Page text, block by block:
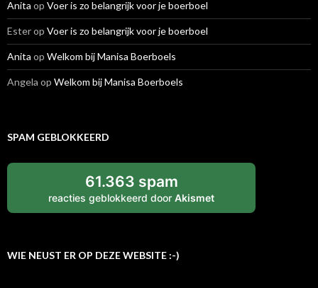
Anita op Voer is zo belangrijk voor je boerboel
Esterop Voer is zo belangrijk voor je boerboel
Anita op Welkom bij Manisa Boerboels
Angela op Welkom bij Manisa Boerboels
SPAM GEBLOKKEERD
61.363 spam
reacties geblokkeerd door Akismet
WIE NEUST ER OP DEZE WEBSITE :-)